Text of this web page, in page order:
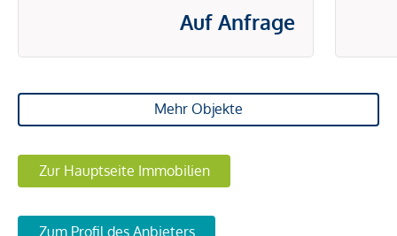
Auf Anfrage
Mehr Objekte
Zur Hauptseite Immobilien
Zum Profil des Anbieters